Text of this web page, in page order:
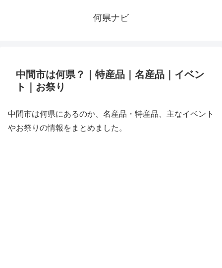
何県ナビ
中間市は何県？｜特産品｜名産品｜イベン
ト｜お祭り
中間市は何県にあるのか、名産品・特産品、主なイベント
やお祭りの情報をまとめました。